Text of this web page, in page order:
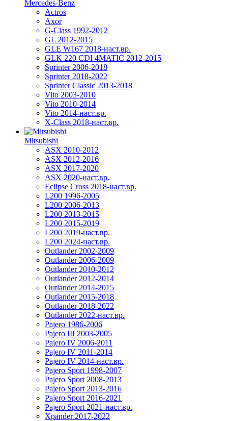
Mercedes-Benz
Actros
Axor
G-Class 1992-2012
GL 2012-2015
GLE W167 2018-наст.вр.
GLK 220 CDI 4MATIC 2012-2015
Sprinter 2006-2018
Sprinter 2018-2022
Sprinter Classic 2013-2018
Vito 2003-2010
Vito 2010-2014
Vito 2014-наст.вр.
X-Class 2018-наст.вр.
Mitsubishi
ASX 2010-2012
ASX 2012-2016
ASX 2017-2020
ASX 2020-наст.вр.
Eclipse Cross 2018-наст.вр.
L200 1996-2005
L200 2006-2013
L200 2013-2015
L200 2015-2019
L200 2019-наст.вр.
L200 2024-наст.вр.
Outlander 2002-2009
Outlander 2006-2009
Outlander 2010-2012
Outlander 2012-2014
Outlander 2014-2015
Outlander 2015-2018
Outlander 2018-2022
Outlander 2022-наст.вр.
Pajero 1986-2006
Pajero III 2003-2005
Pajero IV 2006-2011
Pajero IV 2011-2014
Pajero IV 2014-наст.вр.
Pajero Sport 1998-2007
Pajero Sport 2008-2013
Pajero Sport 2013-2016
Pajero Sport 2016-2021
Pajero Sport 2021-наст.вр.
Xpander 2017-2022